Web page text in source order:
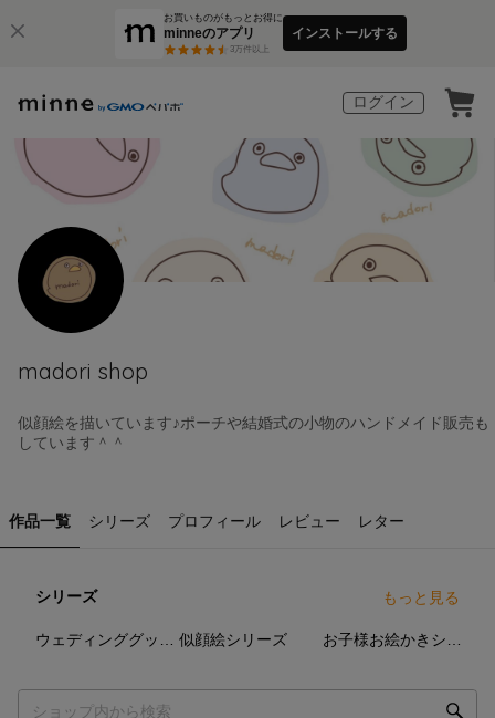
お買いものがもっとお得に
minneのアプリ
3万件以上
インストールする
ログイン
madori shop
似顔絵を描いています♪ポーチや結婚式の小物のハンドメイド販売も
しています＾＾
作品一覧 シリーズ プロフィール レビュー レター
シリーズ もっと見る
似顔絵シリーズ